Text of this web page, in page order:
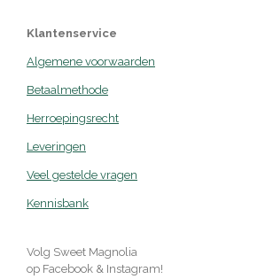
Klantenservice
Algemene voorwaarden
Betaalmethode
Herroepingsrecht
Leveringen
Veel gestelde vragen
Kennisbank
Volg Sweet Magnolia
op Facebook & Instagram!